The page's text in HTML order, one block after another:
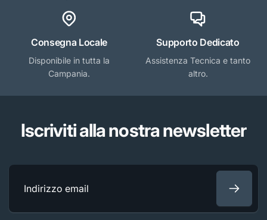
Consegna Locale
Disponibile in tutta la
Campania.
Supporto Dedicato
Assistenza Tecnica e tanto
altro.
Iscriviti alla nostra newsletter
Indirizzo